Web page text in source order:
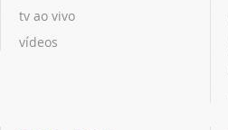
tv ao vivo
vídeos